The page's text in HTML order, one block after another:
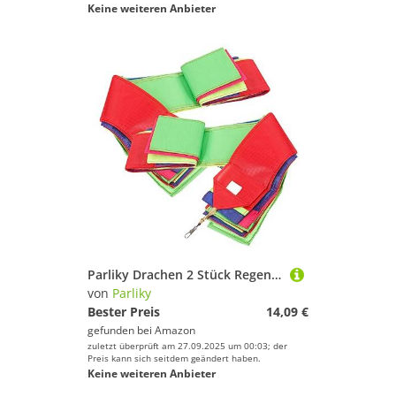
Keine weiteren Anbieter
Parliky Drachen 2 Stück Regenbogen Drachenschwanz 15m Bunte Streamer Drachendeko Für Drachenfliegen Outdoor Spielzeug Für Und Teenager Leicht Zu Befestigen Und Entfernen
von Parliky
Bester Preis
14,09 €
gefunden bei Amazon
zuletzt überprüft am 27.09.2025 um 00:03; der
Preis kann sich seitdem geändert haben.
Keine weiteren Anbieter